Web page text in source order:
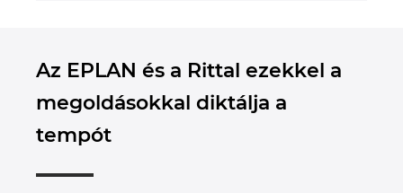
Az EPLAN és a Rittal ezekkel a
megoldásokkal diktálja a
tempót